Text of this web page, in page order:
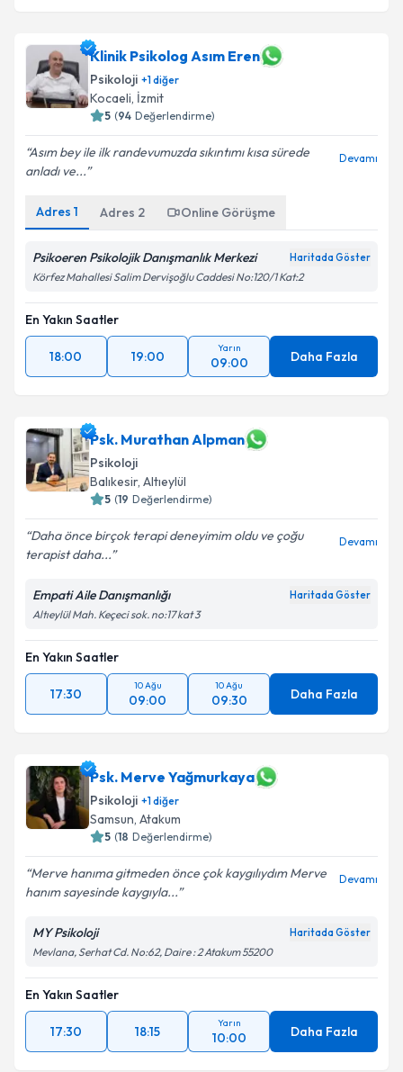
Klinik Psikolog Asım Eren
Psikoloji +1diğer
Kocaeli, İzmit
5 (94 Değerlendirme)
Asım bey ile ilk randevumuzda sıkıntımı kısa sürede
anladı ve...
Devamı
Adres 1 Adres 2 Online Görüşme
Psikoeren Psikolojik Danışmanlık Merkezi Haritada Göster
Körfez Mahallesi Salim Dervişoğlu Caddesi No:120/1 Kat:2
En Yakın Saatler
18:00 19:00
Yarın
09:00 Daha Fazla
Psk. Murathan Alpman
Psikoloji
Balıkesir, Altıeylül
5 (19 Değerlendirme)
Daha önce birçok terapi deneyimim oldu ve çoğu
terapist daha...
Devamı
Empati Aile Danışmanlığı Haritada Göster
Altıeylül Mah. Keçeci sok. no:17 kat 3
En Yakın Saatler
17:30
10 Ağu
09:00
10 Ağu
09:30 Daha Fazla
Psk. Merve Yağmurkaya
Psikoloji +1diğer
Samsun, Atakum
5 (18 Değerlendirme)
Merve hanıma gitmeden önce çok kaygılıydım Merve
hanım sayesinde kaygıyla...
Devamı
MY Psikoloji Haritada Göster
Mevlana, Serhat Cd. No:62, Daire : 2 Atakum 55200
En Yakın Saatler
17:30 18:15
Yarın
10:00 Daha Fazla